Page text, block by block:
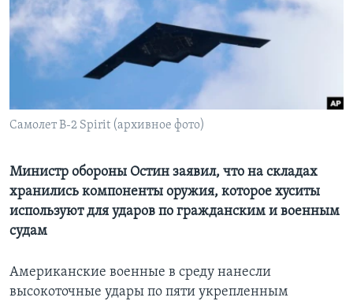
Learning English
СОЦИАЛЬНЫЕ СЕТИ
Самолет B-2 Spirit (архивное фото)
Министр обороны Остин заявил, что на складах
хранились компоненты оружия, которое хуситы
используют для ударов по гражданским и военным
судам
Американские военные в среду нанесли
высокоточные удары по пяти укрепленным